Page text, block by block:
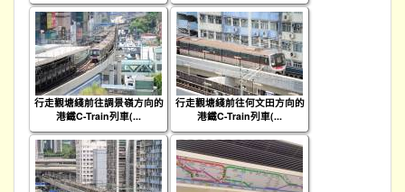
行走觀塘綫前往調景嶺方向的
港鐵C-Train列車(...
行走觀塘綫前往何文田方向的
港鐵C-Train列車(...